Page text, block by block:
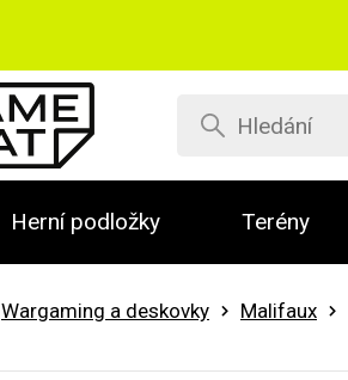
Herní podložky Terény
Wargaming a deskovky Malifaux